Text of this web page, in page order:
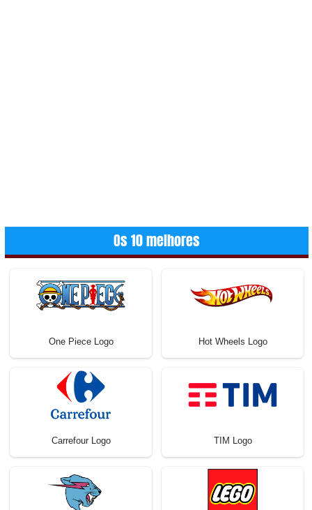
Os 10 melhores
One Piece Logo Hot Wheels Logo
Carrefour Logo TIM Logo